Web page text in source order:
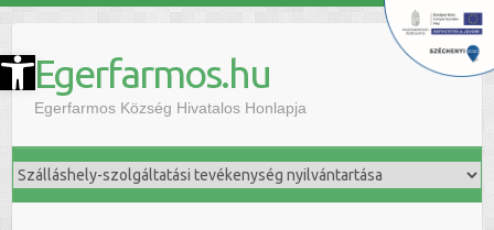
Eszköztár megnyitása Egerfarmos.hu
Egerfarmos Község Hivatalos Honlapja